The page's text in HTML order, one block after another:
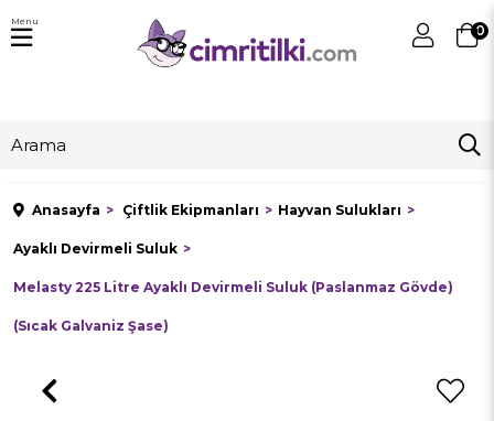
0
Menu
Anasayfa Çiftlik Ekipmanları Hayvan Sulukları
Ayaklı Devirmeli Suluk
Melasty 225 Litre Ayaklı Devirmeli Suluk (Paslanmaz Gövde)
(Sıcak Galvaniz Şase)